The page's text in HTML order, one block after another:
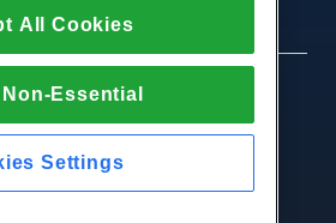
une HostPapa Inc.
réservés.
All Cookies
Essential
Settings